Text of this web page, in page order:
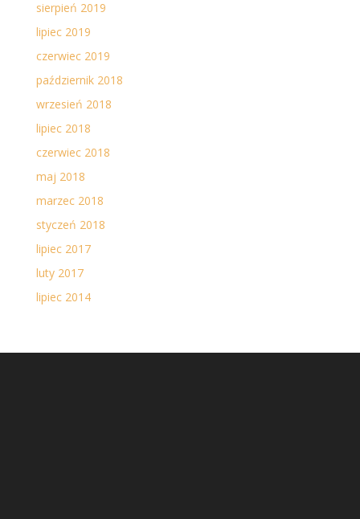
sierpień 2019
lipiec 2019
czerwiec 2019
październik 2018
wrzesień 2018
lipiec 2018
czerwiec 2018
maj 2018
marzec 2018
styczeń 2018
lipiec 2017
luty 2017
lipiec 2014